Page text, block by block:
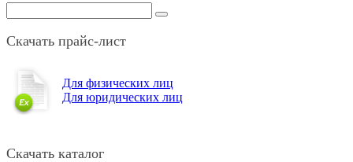
Скачать прайс-лист
Для физических лиц
Для юридических лиц
Скачать каталог